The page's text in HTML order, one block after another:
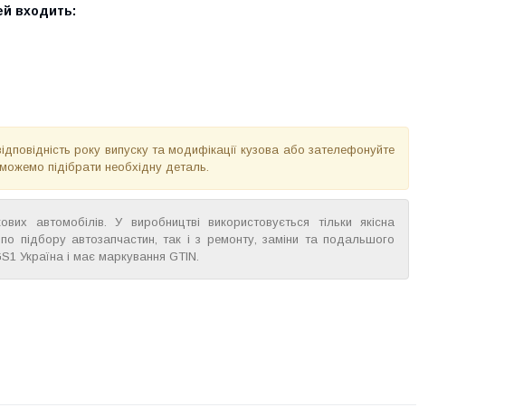
входить:
року випуску та модифікації кузова або зателефонуйте
підібрати необхідну деталь.
автомобілів. У виробництві використовується тільки якісна
підбору автозапчастин, так і з ремонту, заміни та подальшого
Україна і має маркування GTIN.